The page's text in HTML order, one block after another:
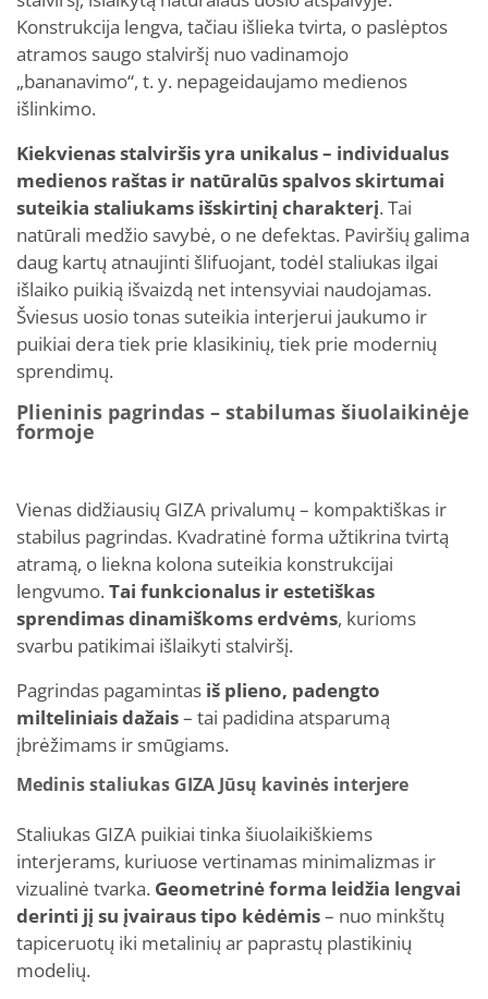
Konstrukcija lengva, tačiau išlieka tvirta, o paslėptos
atramos saugo stalviršį nuo vadinamojo
„bananavimo“, t. y. nepageidaujamo medienos
išlinkimo.
Kiekvienas stalviršis yra unikalus – individualus
medienos raštas ir natūralūs spalvos skirtumai
suteikia staliukams išskirtinį charakterį. Tai
natūrali medžio savybė, o ne defektas. Paviršių galima
daug kartų atnaujinti šlifuojant, todėl staliukas ilgai
išlaiko puikią išvaizdą net intensyviai naudojamas.
Šviesus uosio tonas suteikia interjerui jaukumo ir
puikiai dera tiek prie klasikinių, tiek prie modernių
sprendimų.
Plieninis pagrindas – stabilumas šiuolaikinėje
formoje
Vienas didžiausių GIZA privalumų – kompaktiškas ir
stabilus pagrindas. Kvadratinė forma užtikrina tvirtą
atramą, o liekna kolona suteikia konstrukcijai
lengvumo. Tai funkcionalus ir estetiškas
sprendimas dinamiškoms erdvėms, kurioms
svarbu patikimai išlaikyti stalviršį.
Pagrindas pagamintas iš plieno, padengto
milteliniais dažais– tai padidina atsparumą
įbrėžimams ir smūgiams.
Medinis staliukas GIZA Jūsų kavinės interjere
Staliukas GIZA puikiai tinka šiuolaikiškiems
interjerams, kuriuose vertinamas minimalizmas ir
vizualinė tvarka. Geometrinė forma leidžia lengvai
derinti jį su įvairaus tipo kėdėmis– nuo minkštų
tapiceruotų iki metalinių ar paprastų plastikinių
modelių.